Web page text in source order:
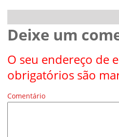
Deixe um
O seu endereço de
obrigatórios são
Comentário